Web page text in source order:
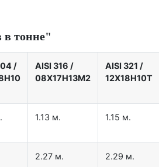
тонне"
/
AISI 316 /
08Х17Н13М2
AISI 321 /
12Х18Н10Т
1.13 м. 1.15 м.
2.27 м. 2.29 м.